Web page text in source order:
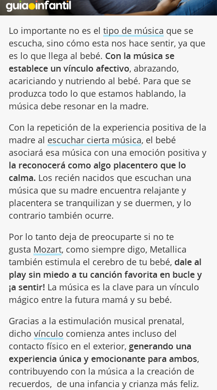
Lo importante no es el tipo de música que se
escucha, sino cómo esta nos hace sentir, ya que
es lo que llega al bebé. Con la música se
establece un vínculo afectivo, abrazando,
acariciando y nutriendo al bebé. Para que se
produzca todo lo que estamos hablando, la
música debe resonar en la madre.
Con la repetición de la experiencia positiva de la
madre al escuchar cierta música, el bebé
asociará esa música con una emoción positiva y
la reconocerá como algo placentero que lo
calma. Los recién nacidos que escuchan una
música que su madre encuentra relajante y
placentera se tranquilizan y se duermen, y lo
contrario también ocurre.
Por lo tanto deja de preocuparte si no te
gusta Mozart, como siempre digo, Metallica
también estimula el cerebro de tu bebé, dale al
play sin miedo a tu canción favorita en bucle y
¡a sentir! La música es la clave para un vínculo
mágico entre la futura mamá y su bebé.
Gracias a la estimulación musical prenatal,
dicho vínculo comienza antes incluso del
contacto físico en el exterior, generando una
experiencia única y emocionante para ambos,
contribuyendo con la música a la creación de
recuerdos, de una infancia y crianza más feliz.